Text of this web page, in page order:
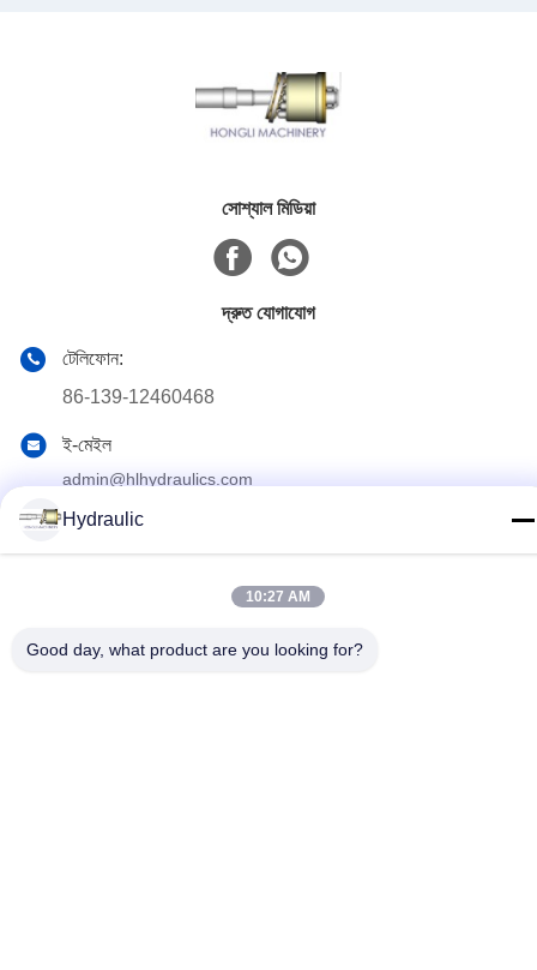
সোশ্যাল মিডিয়া
দ্রুত যোগাযোগ
টেলিফোন:
86-139-12460468
ই-মেইল
admin@hlhydraulics.com
ঠিকানা:
ফুড়ং ইন্ডাস্ট্রিয়াল পার্ক, জিশান জেলা, উক্সি সিটি
Hydraulic
10:27 AM
Good day, what product are you looking for?